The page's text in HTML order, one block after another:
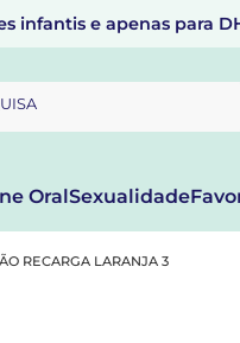
infantis e apenas para
OralSexualidade
RECARGA LARANJA 3